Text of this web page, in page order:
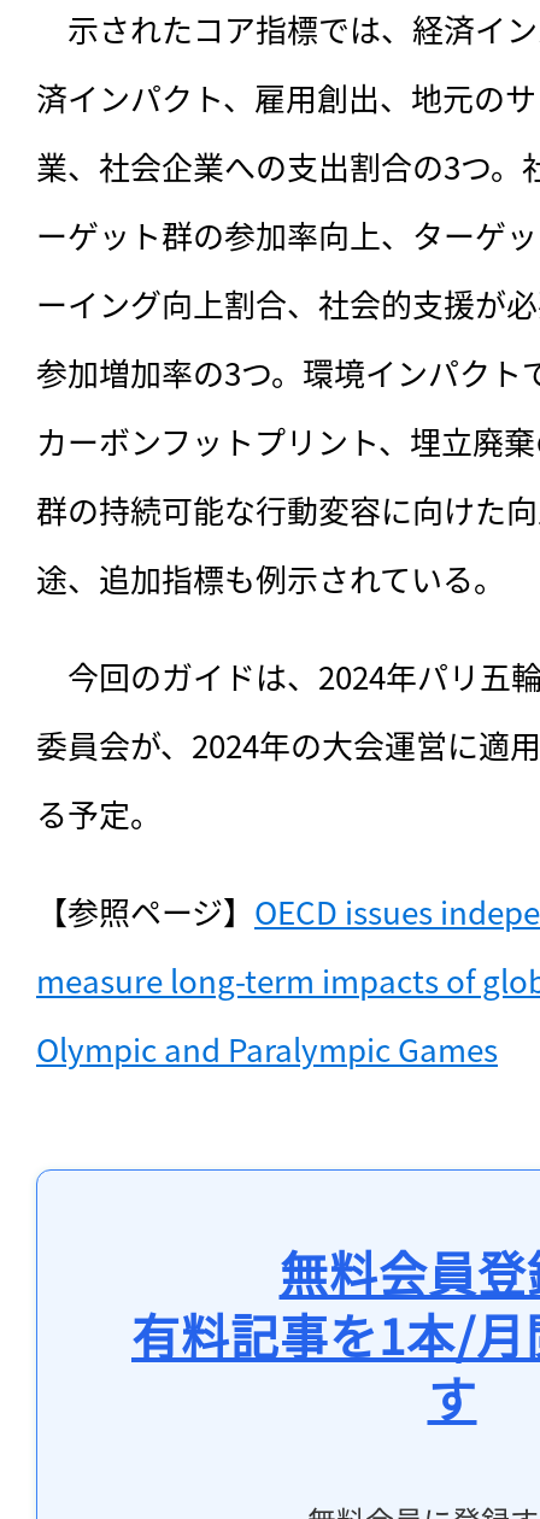
示されたコア指標では、経済イ
済インパクト、雇用創出、地元の
業、社会企業への支出割合の3つ。
ーゲット群の参加率向上、ターゲ
ーイング向上割合、社会的支援が
参加増加率の3つ。環境インパクト
カーボンフットプリント、埋立廃
群の持続可能な行動変容に向けた
途、追加指標も例示されている。
今回のガイドは、2024年パリ五
委員会が、2024年の大会運営に適
る予定。
【参照ページ】 OECD issues
measure long-term impacts of
Olympic and Paralympic Games
無料会員
有料記事を1本/
す